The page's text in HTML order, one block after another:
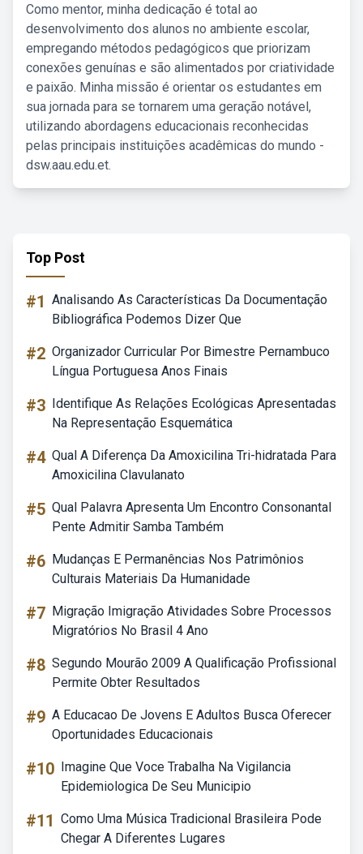
Como mentor, minha dedicação é total ao
desenvolvimento dos alunos no ambiente escolar,
empregando métodos pedagógicos que priorizam
conexões genuínas e são alimentados por criatividade
e paixão. Minha missão é orientar os estudantes em
sua jornada para se tornarem uma geração notável,
utilizando abordagens educacionais reconhecidas
pelas principais instituições acadêmicas do mundo -
dsw.aau.edu.et.
Top Post
#1 Analisando As Características Da Documentação
Bibliográfica Podemos Dizer Que
#2 Organizador Curricular Por Bimestre Pernambuco
Língua Portuguesa Anos Finais
#3 Identifique As Relações Ecológicas Apresentadas
Na Representação Esquemática
#4 Qual A Diferença Da Amoxicilina Tri-hidratada Para
Amoxicilina Clavulanato
#5 Qual Palavra Apresenta Um Encontro Consonantal
Pente Admitir Samba Também
#6 Mudanças E Permanências Nos Patrimônios
Culturais Materiais Da Humanidade
#7 Migração Imigração Atividades Sobre Processos
Migratórios No Brasil 4 Ano
#8 Segundo Mourão 2009 A Qualificação Profissional
Permite Obter Resultados
#9 A Educacao De Jovens E Adultos Busca Oferecer
Oportunidades Educacionais
#10 Imagine Que Voce Trabalha Na Vigilancia
Epidemiologica De Seu Municipio
#11 Como Uma Música Tradicional Brasileira Pode
Chegar A Diferentes Lugares